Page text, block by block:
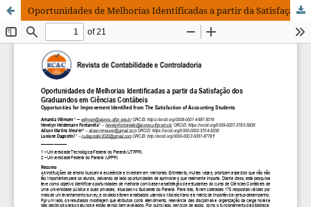
Oportunidades de Melhorias Identificadas a partir da Satisfação dos Graduandos em Ciências Contábeis